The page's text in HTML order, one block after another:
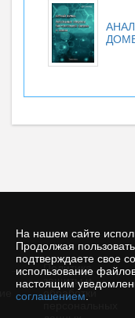
На нашем сайте
Продолжая
подтверждаете свое
использование
настоящим
соглашением
Политика
защиты и
обработки